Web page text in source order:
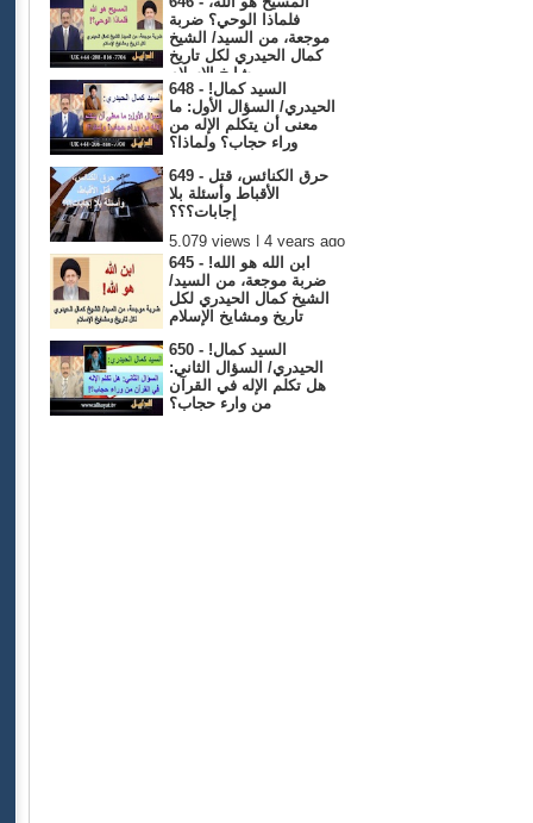
فلماذا الوحي؟ ضربة
موجعة، من السيد/ الشيخ
كمال الحيدري لكل تاريخ
ومشايخ الإسلام
5,062 views | 4 years ago
648 - !السيد كمال
الحيدري/ السؤال الأول: ما
معنى أن يتكلم الإله من
وراء حجاب؟ ولماذا؟
4,869 views | 4 years ago
649 - حرق الكنائس، قتل
الأقباط وأسئلة بلا
إجابات؟؟؟
5,079 views | 4 years ago
645 - ابن الله هو الله!
ضربة موجعة، من السيد/
الشيخ كمال الحيدري لكل
تاريخ ومشايخ الإسلام
4,974 views | 4 years ago
650 - !السيد كمال
الحيدري/ السؤال الثاني:
هل تكلم الإله في القرآن
من وارء حجاب؟